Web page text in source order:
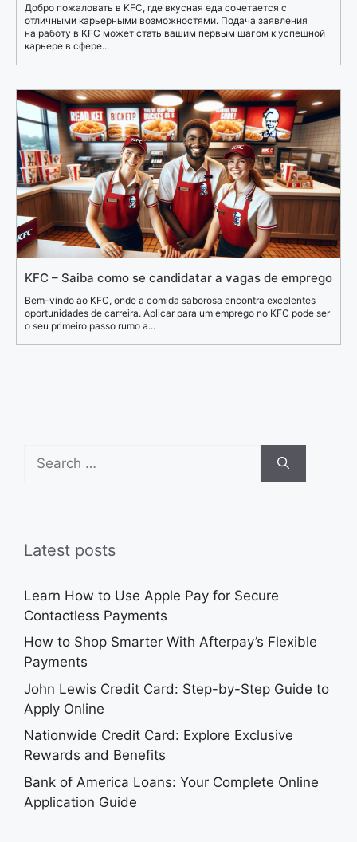
Добро пожаловать в KFC, где вкусная еда сочетается с
отличными карьерными возможностями. Подача заявления
на работу в KFC может стать вашим первым шагом к успешной
карьере в сфере...
KFC – Saiba como se candidatar a vagas de emprego
Bem-vindo ao KFC, onde a comida saborosa encontra excelentes
oportunidades de carreira. Aplicar para um emprego no KFC pode ser
o seu primeiro passo rumo a...
for:
Latest posts
Learn How to Use Apple Pay for Secure
Contactless Payments
How to Shop Smarter With Afterpay’s Flexible
Payments
John Lewis Credit Card: Step-by-Step Guide to
Apply Online
Nationwide Credit Card: Explore Exclusive
Rewards and Benefits
Bank of America Loans: Your Complete Online
Application Guide